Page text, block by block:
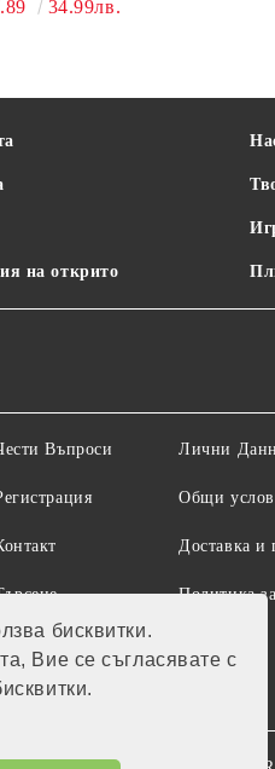
бисквитки.
Вие се съгласявате с
34.99лв.
на открито
Въпроси Лични
Общи
Доставка и
Политика